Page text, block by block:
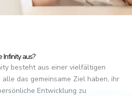
Infinity aus?
besteht aus einer vielfältigen
alle das gemeinsame Ziel haben, ihr
Entwicklung zu